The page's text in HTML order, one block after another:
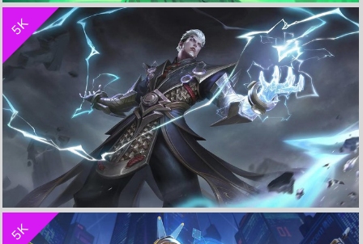
《空洞骑士 Hollow Knight》4K高清图片
5K
雷霆之王-司空震《王者荣耀》 4K电脑桌面壁纸
5K
立 即 下 载
收 藏